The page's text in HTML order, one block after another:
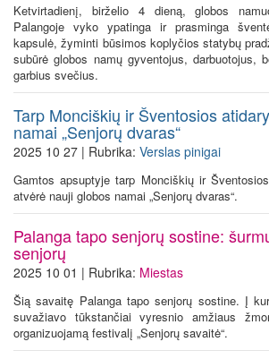
Ketvirtadienį, birželio 4 dieną, globos
Palangoje vyko ypatinga ir prasminga
kapsulė, žyminti būsimos koplyčios statybų
subūrė globos namų gyventojus, darbuotojus,
garbius svečius.
Tarp Monciškių ir Šventosios
namai „Senjorų dvaras“
2025 10 27 | Rubrika: Verslas pinigai
Gamtos apsuptyje tarp Monciškių ir
atvėrė nauji globos namai „Senjorų dvaras“.
Palanga tapo senjorų sostine:
senjorų
2025 10 01 | Rubrika: Miestas
Šią savaitę Palanga tapo senjorų sostine. Į
suvažiavo tūkstančiai vyresnio amžiaus
organizuojamą festivalį „Senjorų savaitė“.